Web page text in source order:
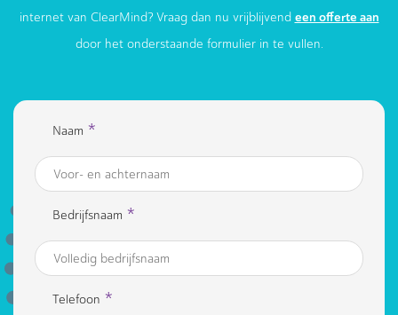
internet van ClearMind? Vraag dan nu vrijblijvend een offerte aan
door het onderstaande formulier in te vullen.
Naam *
Bedrijfsnaam *
Telefoon *